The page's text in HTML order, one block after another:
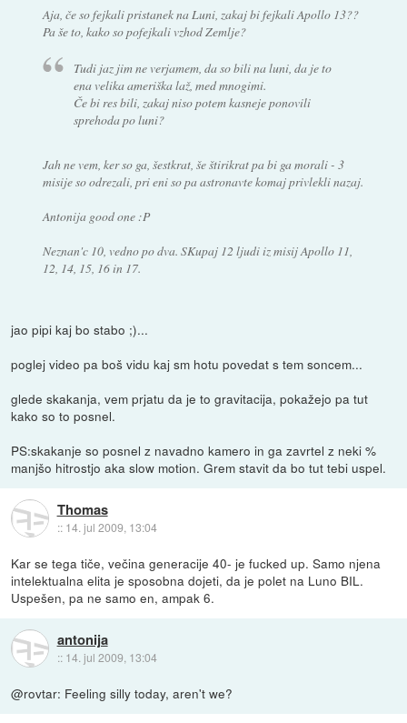
Aja, če so fejkali pristanek na Luni, zakaj bi fejkali Apollo 13??
Pa še to, kako so pofejkali vzhod Zemlje?
Tudi jaz jim ne verjamem, da so bili na luni, da je to
ena velika ameriška laž, med mnogimi.
Če bi res bili, zakaj niso potem kasneje ponovili
sprehoda po luni?
Jah ne vem, ker so ga, šestkrat, še štirikrat pa bi ga morali - 3
misije so odrezali, pri eni so pa astronavte komaj privlekli nazaj.
Antonija good one :P
Neznan'c 10, vedno po dva. SKupaj 12 ljudi iz misij Apollo 11,
12, 14, 15, 16 in 17.
jao pipi kaj bo stabo ;)...
poglej video pa boš vidu kaj sm hotu povedat s tem soncem...
glede skakanja, vem prjatu da je to gravitacija, pokažejo pa tut
kako so to posnel.
PS:skakanje so posnel z navadno kamero in ga zavrtel z neki %
manjšo hitrostjo aka slow motion. Grem stavit da bo tut tebi uspel.
Thomas
:: 14. jul 2009, 13:04
Kar se tega tiče, večina generacije 40- je fucked up. Samo njena
intelektualna elita je sposobna dojeti, da je polet na Luno BIL.
Uspešen, pa ne samo en, ampak 6.
antonija
:: 14. jul 2009, 13:04
@rovtar: Feeling silly today, aren't we?